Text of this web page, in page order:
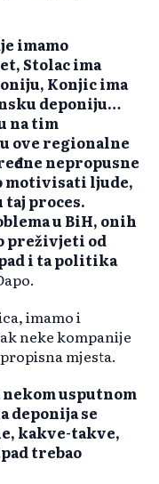
imamo
Stolac ima
Konjic ima
deponiju…
na tim
ove regionalne
nepropusne
motivisati ljude,
taj proces.
u BiH, onih
preživjeti od
i ta politika
imamo i
neke kompanije
mjesta.
nekom usputnom
deponija se
kakve-takve,
trebao